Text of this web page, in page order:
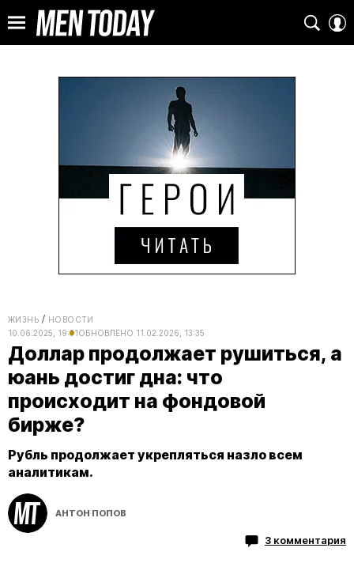
ЖИЗНЬ
НОВОСТИ
10.06.2025, 19:31ОБНОВЛЕНО 11.02.2026, 13:35
Доллар продолжает рушиться, а
юань достиг дна: что
происходит на фондовой
бирже?
Рубль продолжает укрепляться назло всем
аналитикам.
АНТОН ПОПОВ
3 комментария